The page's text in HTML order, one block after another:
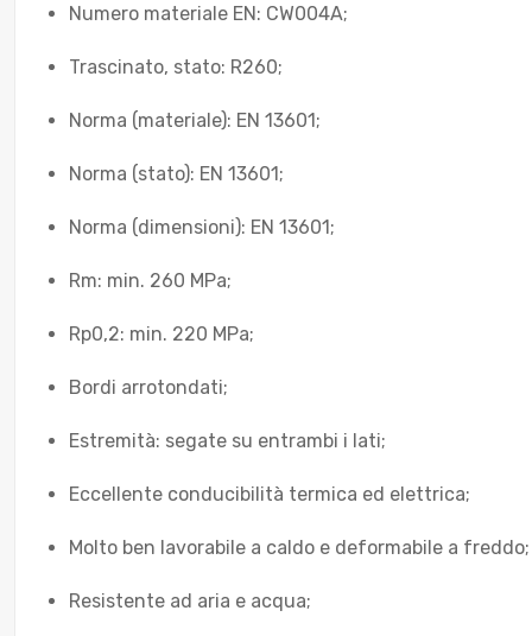
Numero materiale EN: CW004A;
Trascinato, stato: R260;
Norma (materiale): EN 13601;
Norma (stato): EN 13601;
Norma (dimensioni): EN 13601;
Rm: min. 260 MPa;
Rp0,2: min. 220 MPa;
Bordi arrotondati;
Estremità: segate su entrambi i lati;
Eccellente conducibilità termica ed elettrica;
Molto ben lavorabile a caldo e deformabile a freddo;
Resistente ad aria e acqua;